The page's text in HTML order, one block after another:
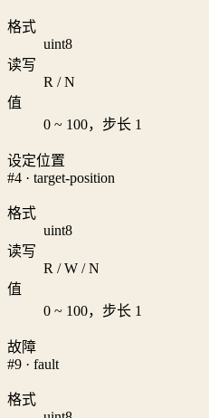
格式
uint8
读写
R / N
值
0 ~ 100，步长 1
设定位置
#4 · target-position
格式
uint8
读写
R / W / N
值
0 ~ 100，步长 1
故障
#9 · fault
格式